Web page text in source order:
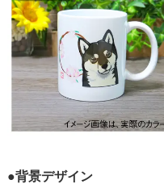
●背景デザイン